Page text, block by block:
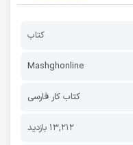
کتاب
Mashghonline
کتاب کار فارسی
13,212 بازدید